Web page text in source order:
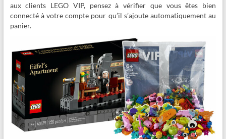
aux clients LEGO VIP, pensez à vérifier que vous êtes bien
connecté à votre compte pour qu’il s’ajoute automatiquement au
panier.